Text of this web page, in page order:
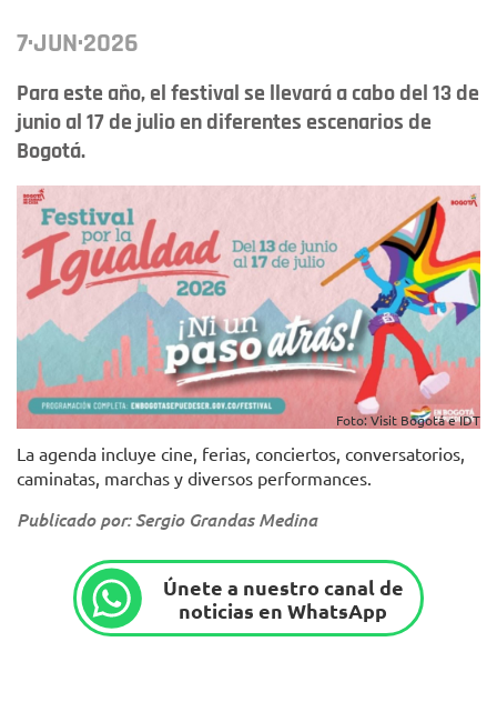
7·JUN·2026
Para este año, el festival se llevará a cabo del 13 de
junio al 17 de julio en diferentes escenarios de
Bogotá.
Foto: Visit Bogotá e IDT
La agenda incluye cine, ferias, conciertos, conversatorios,
caminatas, marchas y diversos performances.
Publicado por: Sergio Grandas Medina
Únete a nuestro canal de
noticias en WhatsApp